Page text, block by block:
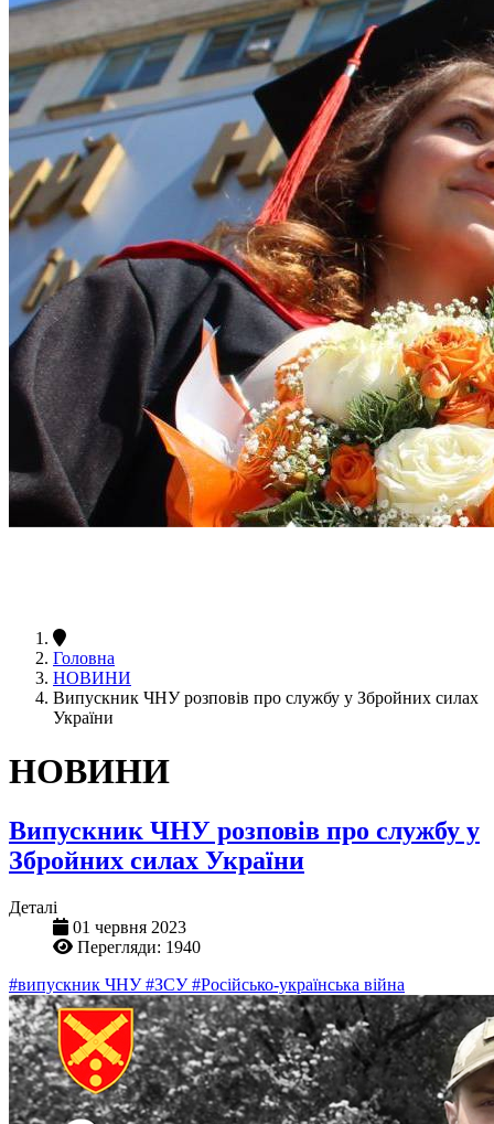
Головна
НОВИНИ
Випускник ЧНУ розповів про службу у Збройних силах
України
НОВИНИ
Випускник ЧНУ розповів про службу у
Збройних силах України
Деталі
01 червня 2023
Перегляди: 1940
#випускник ЧНУ#ЗСУ#Російсько-українська війна